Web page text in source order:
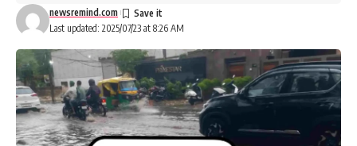
Last updated: 2025/07/23 at 8:26 AM
newsremind.com